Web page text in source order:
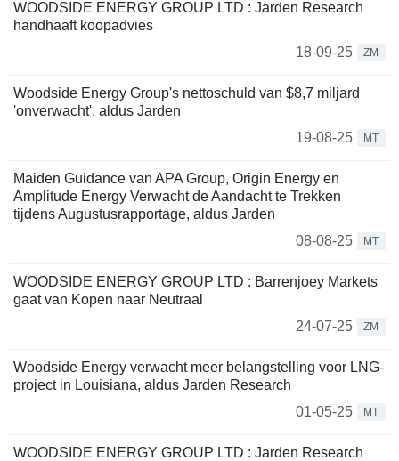
WOODSIDE ENERGY GROUP LTD : Jarden Research
handhaaft koopadvies
18-09-25
ZM
Woodside Energy Group's nettoschuld van $8,7 miljard
'onverwacht', aldus Jarden
19-08-25
MT
Maiden Guidance van APA Group, Origin Energy en
Amplitude Energy Verwacht de Aandacht te Trekken
tijdens Augustusrapportage, aldus Jarden
08-08-25
MT
WOODSIDE ENERGY GROUP LTD : Barrenjoey Markets
gaat van Kopen naar Neutraal
24-07-25
ZM
Woodside Energy verwacht meer belangstelling voor LNG-
project in Louisiana, aldus Jarden Research
01-05-25
MT
WOODSIDE ENERGY GROUP LTD : Jarden Research